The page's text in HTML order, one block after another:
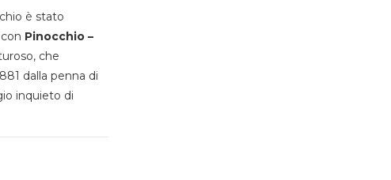
è stato
Pinocchio –
che
dalla penna di
inquieto di